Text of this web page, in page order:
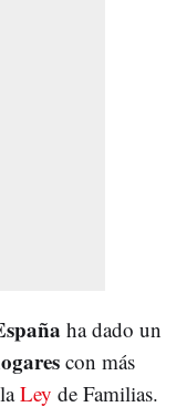
ha dado un
con más
Ley de Familias.